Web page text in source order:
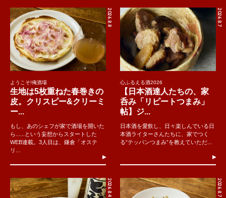
2026.8.8
ようこそ!俺酒場
生地は5枚重ねた春巻きの
皮。クリスピー&クリーミ
ー...
もし、あのシェフが家で酒場を開いた
ら......という妄想からスタートした
WEB連載。3人目は、鎌倉「オステ
リ...
2026.8.7
心ふるえる酒2026
【日本酒達人たちの、家
呑み「リピートつまみ」
帖】ジ...
日本酒を愛飲し、日々楽しんでいる日
本酒ライターさんたちに、家でつく
る“テッパンつまみ”を教えていただ...
2026.8.4 2026.8.7